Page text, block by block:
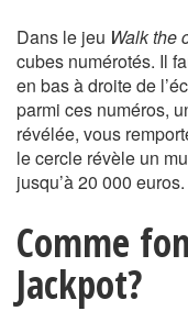
Dans le jeu Walk the
cubes numérotés. Il
en bas à droite de
parmi ces numéros,
révélée, vous
le cercle révèle un
jusqu’à 20 000 euros.
Comme
Jackpot?